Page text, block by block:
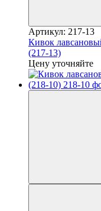
Артикул: 217-13
Кивок
(217-13)
Цену уточняйте